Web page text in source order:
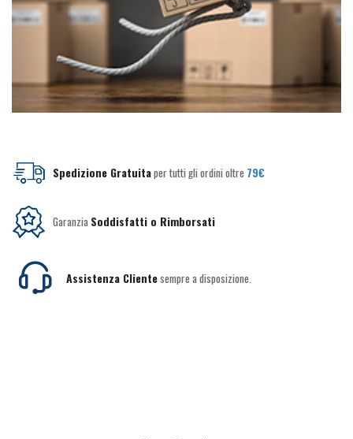
Spedizione Gratuitaper tutti gli ordini oltre 79€
Garanzia Soddisfatti o Rimborsati
Assistenza Clientesempre a disposizione.